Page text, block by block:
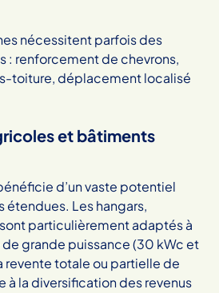
nécessitent parfois des
: renforcement de chevrons,
toiture, déplacement localisé
et bâtiments
d’un vaste potentiel
Les hangars,
particulièrement adaptés à
grande puissance (30 kWc et
revente totale ou partielle de
à la diversification des revenus